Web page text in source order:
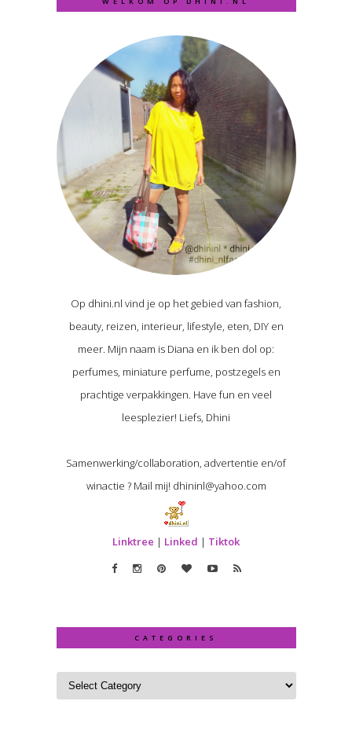
Op dhini.nl vind je op het gebied van fashion,
beauty, reizen, interieur, lifestyle, eten, DIY en
meer. Mijn naam is Diana en ik ben dol op:
perfumes, miniature perfume, postzegels en
prachtige verpakkingen. Have fun en veel
leesplezier! Liefs, Dhini
Samenwerking/collaboration, advertentie en/of
winactie ? Mail mij! dhininl@yahoo.com
Linktree | Linked | Tiktok
CATEGORIES